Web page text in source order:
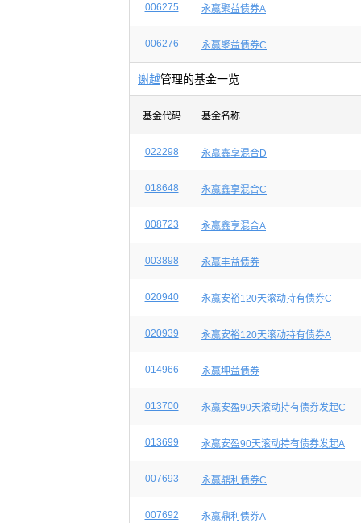
006275 永赢聚益债券A
006276 永赢聚益债券C
谢越管理的基金一览
基金代码 基金名称
022298 永赢鑫享混合D
018648 永赢鑫享混合C
008723 永赢鑫享混合A
003898 永赢丰益债券
020940 永赢安裕120天滚动持有债券C
020939 永赢安裕120天滚动持有债券A
014966 永赢坤益债券
013700 永赢安盈90天滚动持有债券发起C
013699 永赢安盈90天滚动持有债券发起A
007693 永赢鼎利债券C
007692 永赢鼎利债券A